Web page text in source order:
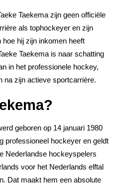
Taekema zijn geen officiële
als tophockeyer en zijn
hoe hij zijn inkomen heeft
Taekema is naar schatting
in het professionele hockey,
na zijn actieve sportcarrière.
geboren op 14 januari 1980
professioneel hockeyer en geldt
Nederlandse hockeyspelers
voor het Nederlands elftal
Dat maakt hem een absolute